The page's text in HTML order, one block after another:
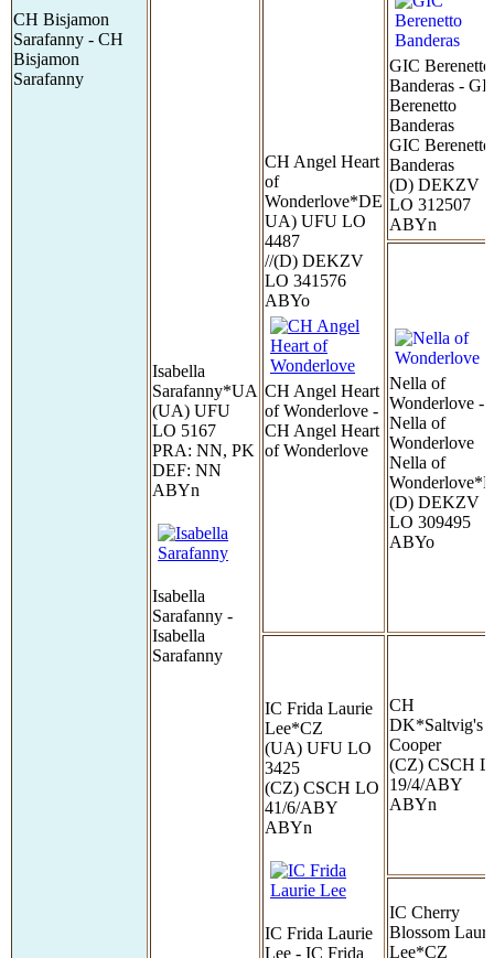
CH Bisjamon
Sarafanny - CH
Bisjamon
Sarafanny
Isabella
Sarafanny*UA
(UA) UFU
LO 5167
PRA: NN, PK
DEF: NN
ABYn
Isabella
Sarafanny -
Isabella
Sarafanny
CH Angel Heart
of
Wonderlove*DE
UA) UFU LO
4487
//(D) DEKZV
LO 341576
ABYo
CH Angel Heart
of Wonderlove -
CH Angel Heart
of Wonderlove
GIC Berenetto
Banderas -
Berenetto
Banderas
GIC Berenetto
Banderas
(D) DEKZV
LO 312507
ABYn
Nella of
Wonderlove -
Nella of
Wonderlove
Nella of
(D) DEKZV
LO 309495
ABYo
IC Frida Laurie
Lee*CZ
(UA) UFU LO
3425
(CZ) CSCH LO
41/6/ABY
ABYn
IC Frida Laurie
Lee - IC Frida
CH
DK*Saltvig's
Cooper
(CZ) CSCH
19/4/ABY
ABYn
IC Cherry
Blossom
Lee*CZ